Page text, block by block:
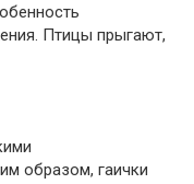
Птицы прыгают,
образом, гаички